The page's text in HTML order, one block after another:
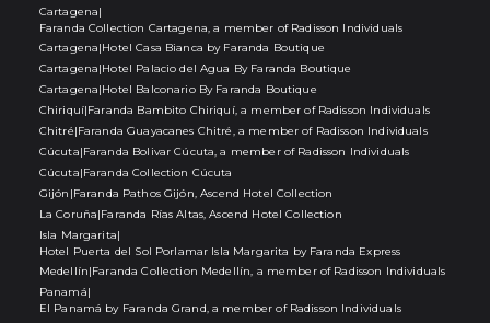
Cartagena|
Faranda Collection Cartagena, a member of Radisson Individuals
Cartagena|Hotel Casa Bianca by Faranda Boutique
Cartagena|Hotel Palacio del Agua By Faranda Boutique
Cartagena|Hotel Balconario By Faranda Boutique
Chiriquí|Faranda Bambito Chiriquí, a member of Radisson Individuals
Chitré|Faranda Guayacanes Chitré, a member of Radisson Individuals
Cúcuta|Faranda Bolivar Cúcuta, a member of Radisson Individuals
Cúcuta|Faranda Collection Cúcuta
Gijón |Faranda Pathos Gijón, Ascend Hotel Collection
La Coruña|Faranda Rías Altas, Ascend Hotel Collection
Isla Margarita|
Hotel Puerta del Sol Porlamar Isla Margarita by Faranda Express
Medellín|Faranda Collection Medellín, a member of Radisson Individuals
Panamá|
El Panamá by Faranda Grand, a member of Radisson Individuals